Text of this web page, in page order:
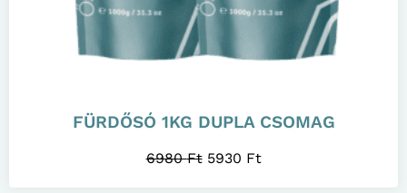
FÜRDŐSÓ 1KG DUPLA CSOMAG
6980Ft 5930 Ft